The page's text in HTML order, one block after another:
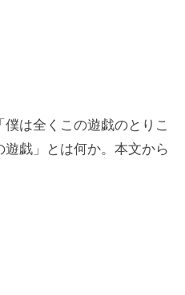
僕は全くこの遊戯のとりこ
戯」とは何か。本文から